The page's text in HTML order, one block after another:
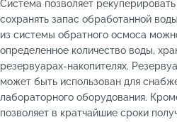
Система позволяет
сохранять запас обработанной
из системы обратного осмоса
определенное количество воды,
резервуарах-накопителях.
может быть использован для
лабораторного оборудования.
позволяет в кратчайшие сроки